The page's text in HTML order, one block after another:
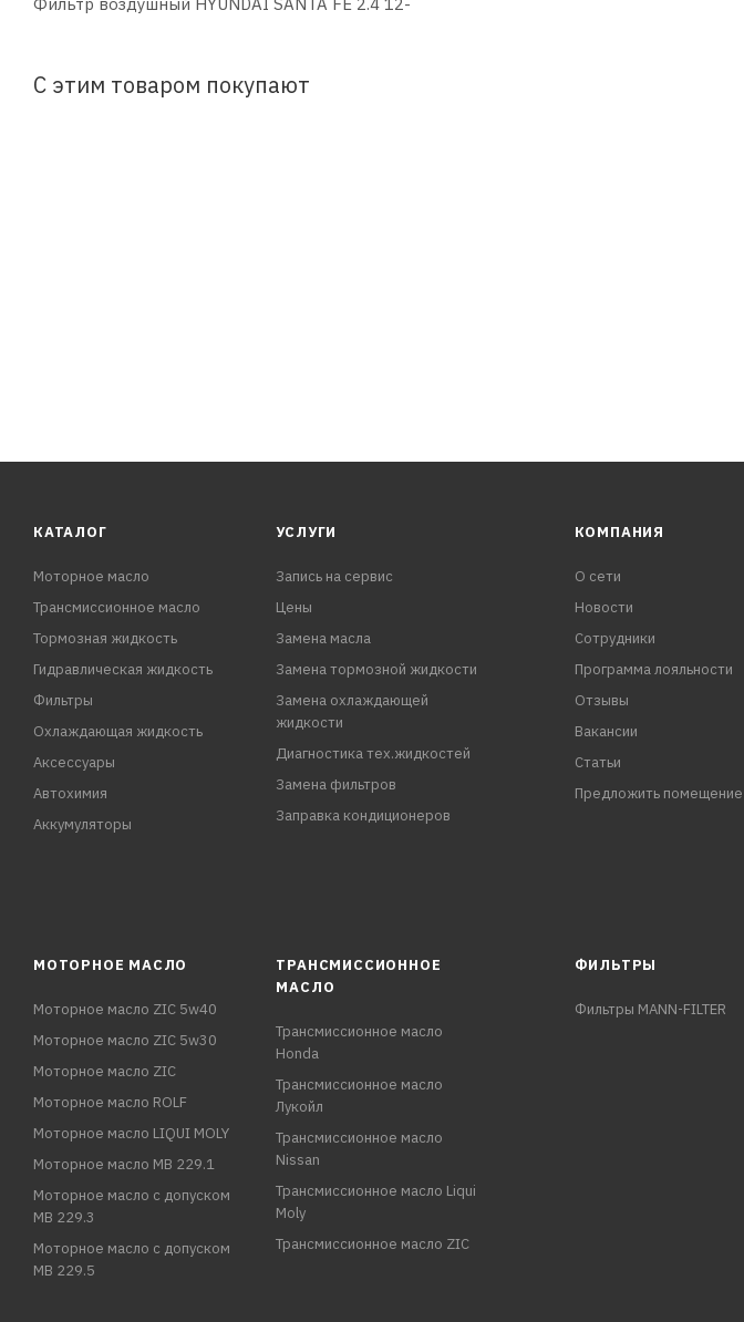
С этим товаром покупают
КАТАЛОГ
Моторное масло
Трансмиссионное масло
Тормозная жидкость
Гидравлическая жидкость
Фильтры
Охлаждающая жидкость
Аксессуары
Автохимия
Аккумуляторы
УСЛУГИ
Запись на сервис
Цены
Замена масла
Замена тормозной жидкости
Замена охлаждающей
жидкости
Диагностика тех.жидкостей
Замена фильтров
Заправка кондиционеров
КОМПАНИЯ
О сети
Новости
Сотрудники
Программа лояльности
Отзывы
Вакансии
Статьи
Предложить помещение
МОТОРНОЕ МАСЛО
Моторное масло ZIC 5w40
Моторное масло ZIC 5w30
Моторное масло ZIC
Моторное масло ROLF
Моторное масло LIQUI MOLY
Моторное масло MB 229.1
Моторное масло с допуском
MB 229.3
Моторное масло с допуском
MB 229.5
ТРАНСМИССИОННОЕ
МАСЛО
Трансмиссионное масло
Honda
Трансмиссионное масло
Лукойл
Трансмиссионное масло
Nissan
Трансмиссионное масло Liqui
Moly
Трансмиссионное масло ZIC
ФИЛЬТРЫ
Фильтры MANN-FILTER